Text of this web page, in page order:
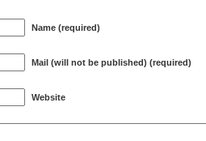
Name (required)
Mail (will not be published) (required)
Website